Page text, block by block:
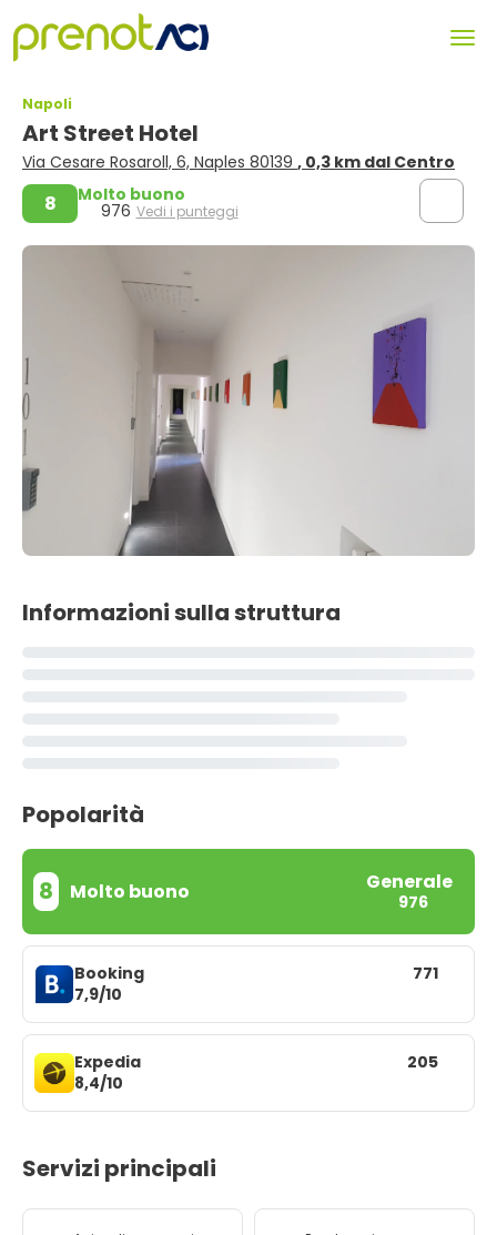
Napoli
Art Street Hotel
Via Cesare Rosaroll, 6, Naples 80139 , 0,3 km dal Centro
8 Molto buono
976 Vedi i punteggi
Informazioni sulla struttura
Popolarità
8 Molto buono Generale
976
Booking
7,9/10
771
Expedia
8,4/10
205
Servizi principali